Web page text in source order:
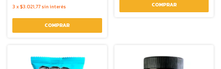
3 x $3.021,77 sin interés